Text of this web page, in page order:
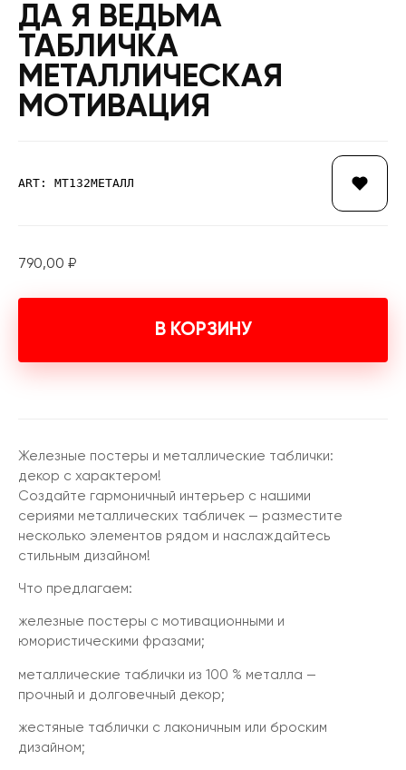
ДА Я ВЕДЬМА
ТАБЛИЧКА
МЕТАЛЛИЧЕСКАЯ
МОТИВАЦИЯ
ART: МТ132МЕТАЛЛ
790,00 ₽
В КОРЗИНУ
Железные постеры и металлические таблички:
декор с характером!
Создайте гармоничный интерьер с нашими
сериями металлических табличек — разместите
несколько элементов рядом и наслаждайтесь
стильным дизайном!
Что предлагаем:
железные постеры с мотивационными и
юмористическими фразами;
металлические таблички из 100 % металла —
прочный и долговечный декор;
жестяные таблички с лаконичным или броским
дизайном;